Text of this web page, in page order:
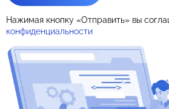
Нажимая кнопку «Отправить» вы
конфиденциальности